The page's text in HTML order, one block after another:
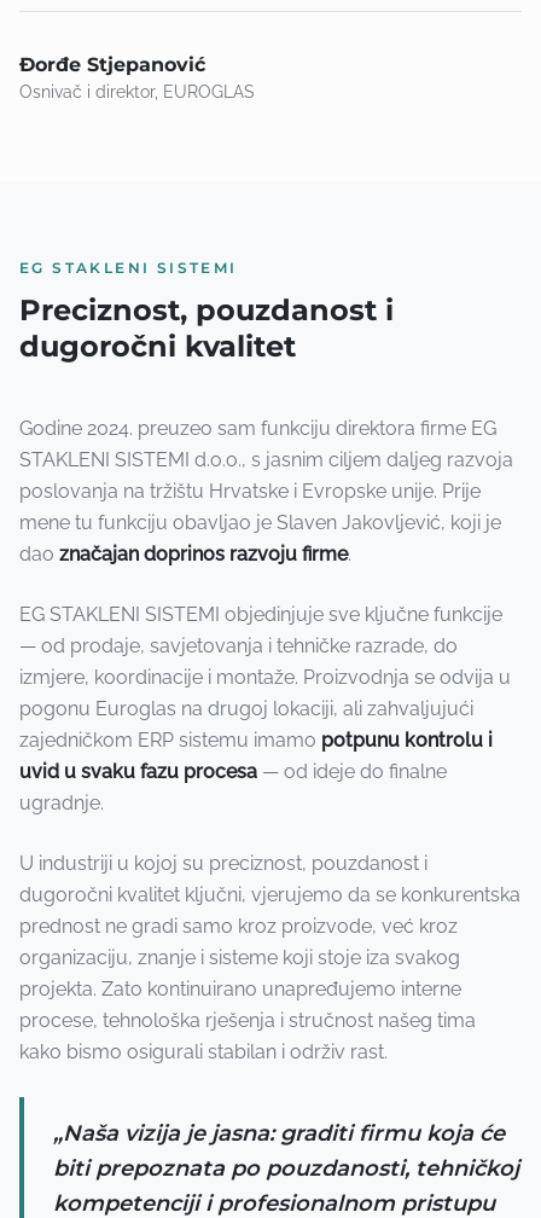
Đorđe Stjepanović
Osnivač i direktor, EUROGLAS
EG STAKLENI SISTEMI
Preciznost, pouzdanost i
dugoročni kvalitet
Godine 2024. preuzeo sam funkciju direktora firme EG
STAKLENI SISTEMI d.o.o., s jasnim ciljem daljeg razvoja
poslovanja na tržištu Hrvatske i Evropske unije. Prije
mene tu funkciju obavljao je Slaven Jakovljević, koji je
dao značajan doprinos razvoju firme.
EG STAKLENI SISTEMI objedinjuje sve ključne funkcije
— od prodaje, savjetovanja i tehničke razrade, do
izmjere, koordinacije i montaže. Proizvodnja se odvija u
pogonu Euroglas na drugoj lokaciji, ali zahvaljujući
zajedničkom ERP sistemu imamo potpunu kontrolu i
uvid u svaku fazu procesa — od ideje do finalne
ugradnje.
U industriji u kojoj su preciznost, pouzdanost i
dugoročni kvalitet ključni, vjerujemo da se konkurentska
prednost ne gradi samo kroz proizvode, već kroz
organizaciju, znanje i sisteme koji stoje iza svakog
projekta. Zato kontinuirano unapređujemo interne
procese, tehnološka rješenja i stručnost našeg tima
kako bismo osigurali stabilan i održiv rast.
„Naša vizija je jasna: graditi firmu koja će
biti prepoznata po pouzdanosti, tehničkoj
kompetenciji i profesionalnom pristupu